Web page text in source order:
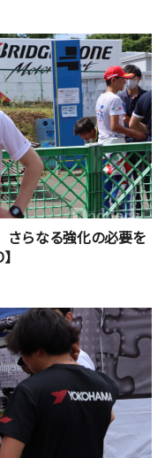
さらなる強化の必要を